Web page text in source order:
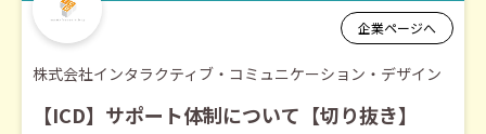
企業ページへ
株式会社インタラクティブ・コミュニケーション・デザイン
【ICD】サポート体制について【切り抜き】